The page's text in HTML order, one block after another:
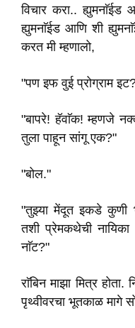
विचार करा..
ह्युमनाॅईड आणि शी
करत मी म्हणालो,
"पण इफ वुई प्रोग्राम
"बापरे! हॅवाॅक! म्हणजे
तुला पाहून सांगू एक?"
"बोल."
"तुझ्या मेंदूत इकडे कुणी
तशी प्रेमकथेची
नाॅट?"
राॅबिन माझा मित्र
पृथ्वीवरचा भूतकाळ मागे